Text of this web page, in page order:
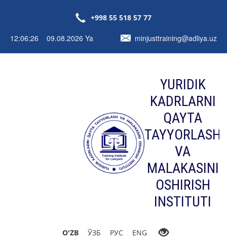
+998 55 518 57 77
12:06:26 09.08.2026 Ya minjusttraining@adliya.uz
YURIDIK
KADRLARNI
QAYTA
TAYYORLASH
VA
MALAKASINI
OSHIRISH
INSTITUTI
O'ZB ЎЗБ РУС ENG